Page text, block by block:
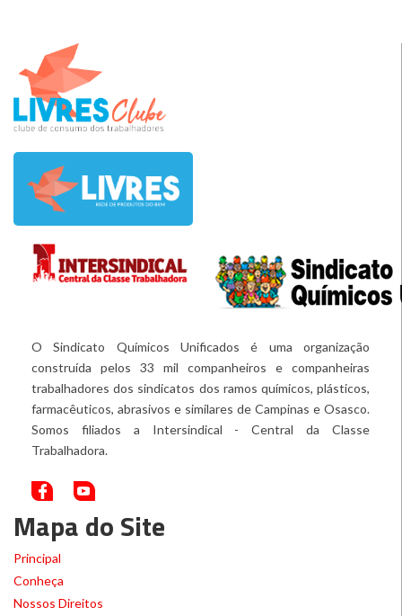
O Sindicato Químicos Unificados é uma organização
construída pelos 33 mil companheiros e companheiras
trabalhadores dos sindicatos dos ramos químicos, plásticos,
farmacêuticos, abrasivos e similares de Campinas e Osasco.
Somos filiados a Intersindical - Central da Classe
Trabalhadora.
Mapa do Site
Principal
Conheça
Nossos Direitos